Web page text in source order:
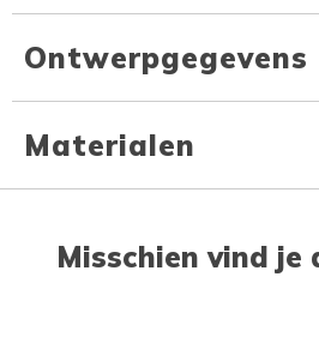
Ontwerpgegevens
Materialen
Misschien vind je